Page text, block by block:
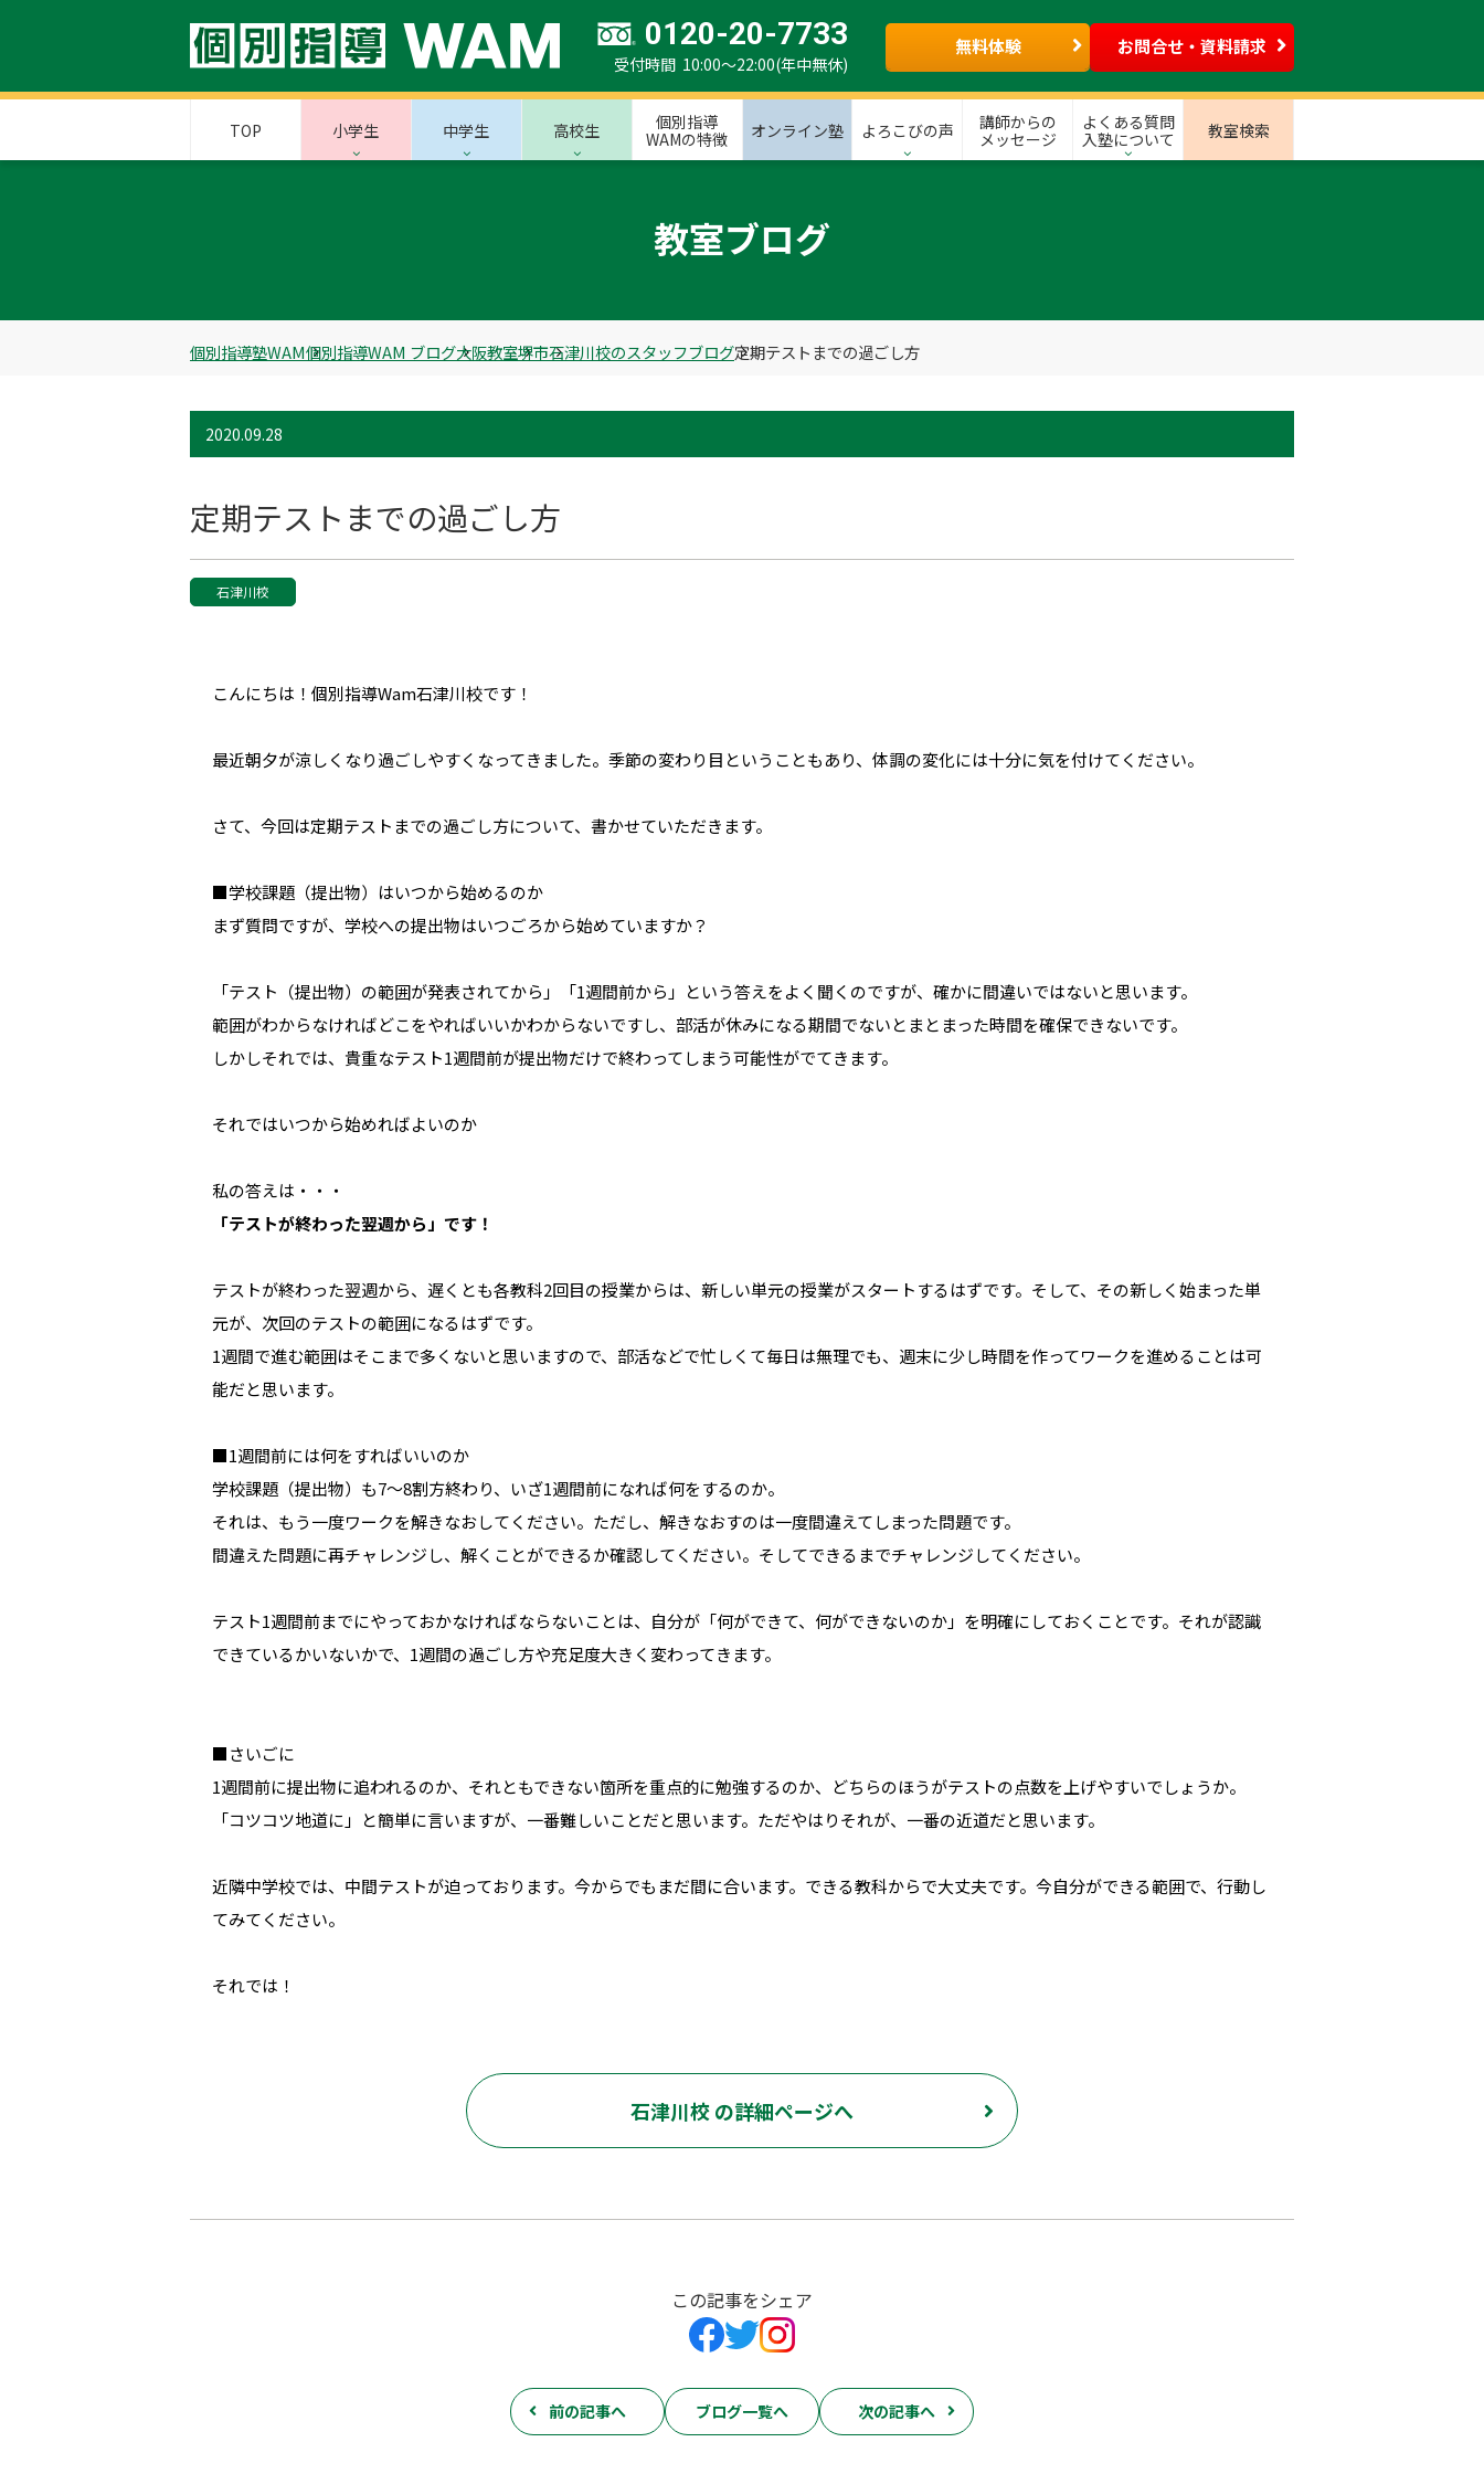
0120-20-7733
受付時間 10:00～22:00(年中無休)
無料体験 お問合せ・資料請求
TOP 小学生 中学生 高校生
個別指導
WAMの特徴
オンライン塾 よろこびの声
講師からの
メッセージ
よくある質問
入塾について
教室検索
教室ブログ
個別指導塾WAM個別指導WAM ブログ大阪教室堺市石津川校のスタッフブログ定期テストまでの過ごし方
2020.09.28
定期テストまでの過ごし方
石津川校
こんにちは！個別指導Wam石津川校です！
最近朝夕が涼しくなり過ごしやすくなってきました。季節の変わり目ということもあり、体調の変化には十分に気を付けてください。
さて、今回は定期テストまでの過ごし方について、書かせていただきます。
■学校課題（提出物）はいつから始めるのか
まず質問ですが、学校への提出物はいつごろから始めていますか？
「テスト（提出物）の範囲が発表されてから」「1週間前から」という答えをよく聞くのですが、確かに間違いではないと思います。
範囲がわからなければどこをやればいいかわからないですし、部活が休みになる期間でないとまとまった時間を確保できないです。
しかしそれでは、貴重なテスト1週間前が提出物だけで終わってしまう可能性がでてきます。
それではいつから始めればよいのか
私の答えは・・・
「テストが終わった翌週から」です！
テストが終わった翌週から、遅くとも各教科2回目の授業からは、新しい単元の授業がスタートするはずです。そして、その新しく始まった単
元が、次回のテストの範囲になるはずです。
1週間で進む範囲はそこまで多くないと思いますので、部活などで忙しくて毎日は無理でも、週末に少し時間を作ってワークを進めることは可
能だと思います。
■1週間前には何をすればいいのか
学校課題（提出物）も7～8割方終わり、いざ1週間前になれば何をするのか。
それは、もう一度ワークを解きなおしてください。ただし、解きなおすのは一度間違えてしまった問題です。
間違えた問題に再チャレンジし、解くことができるか確認してください。そしてできるまでチャレンジしてください。
テスト1週間前までにやっておかなければならないことは、自分が「何ができて、何ができないのか」を明確にしておくことです。それが認識
できているかいないかで、1週間の過ごし方や充足度大きく変わってきます。
■さいごに
1週間前に提出物に追われるのか、それともできない箇所を重点的に勉強するのか、どちらのほうがテストの点数を上げやすいでしょうか。
「コツコツ地道に」と簡単に言いますが、一番難しいことだと思います。ただやはりそれが、一番の近道だと思います。
近隣中学校では、中間テストが迫っております。今からでもまだ間に合います。できる教科からで大丈夫です。今自分ができる範囲で、行動し
てみてください。
それでは！
石津川校 の詳細ページへ
この記事をシェア
前の記事へ ブログ一覧へ 次の記事へ